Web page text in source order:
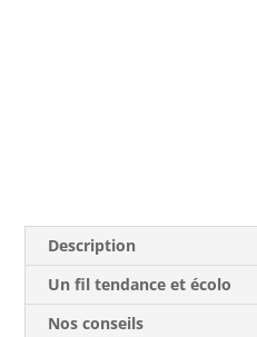
Description
Un fil tendance et écolo
Nos conseils